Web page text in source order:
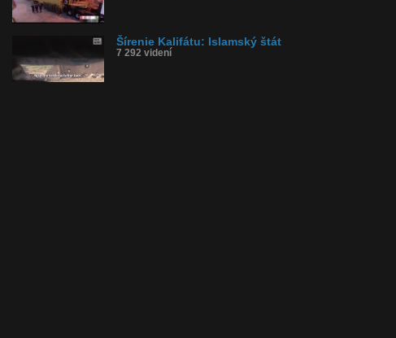
Šírenie Kalifátu: Islamský štát
7 292 videní